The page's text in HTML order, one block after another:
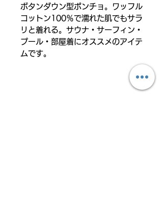
ボタンダウン型ポンチョ。ワッフル
コットン100％で濡れた肌でもサラ
リと着れる。サウナ・サーフィン・
プール・部屋着にオススメのアイテ
ムです。